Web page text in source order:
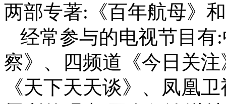
两部专著:《百年航母》
经常参与的电视节目有
察》、四频道《今日关
《天下天天谈》、凤凰